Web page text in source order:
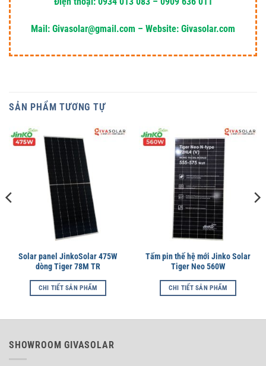
Mail: Givasolar@gmail.com – Website: Givasolar.com
SẢN PHẨM TƯƠNG TỰ
Solar panel JinkoSolar 475W
dòng Tiger 78M TR
CHI TIẾT SẢN PHẨM
Tấm pin thế hệ mới Jinko Solar
Tiger Neo 560W
CHI TIẾT SẢN PHẨM
SHOWROOM GIVASOLAR